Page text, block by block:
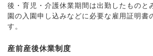
後・育児・介護休業期間は出勤したものと
園の入園申し込みなどに必要な雇用証明書
す。
産前産後休業制度